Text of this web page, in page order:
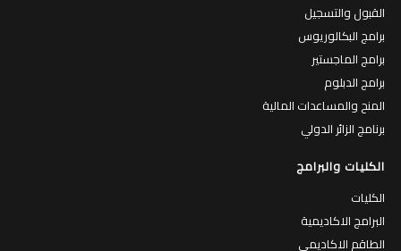
القبول والتسجيل
برامج البكالوريوس
برامج الماجستير
برامج الدبلوم
المنح والمساعدات المالية
برنامج الزائر الدولي
الكليات والبرامج
الكليات
البرامج الاكاديمية
الطاقم الاكاديمي